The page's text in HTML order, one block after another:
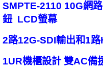
SMPTE-2110 10G網
鈕 LCD螢幕
2路12G-SDI輸出和1
1UR機櫃設計 雙AC備